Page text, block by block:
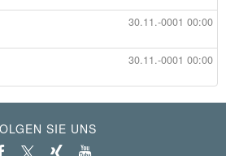
30.11.-0001 00:00
30.11.-0001 00:00
SIE UNS